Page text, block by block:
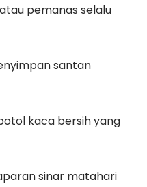
pemanas selalu
santan
kaca bersih yang
sinar matahari